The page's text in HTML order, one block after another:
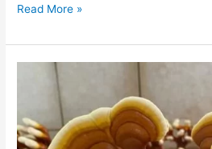
Önbizalom
tippek
Read More »